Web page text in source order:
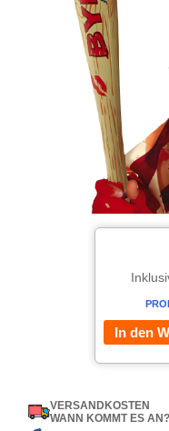
In den
VERSANDKOSTEN
WANN KOMMT ES AN?